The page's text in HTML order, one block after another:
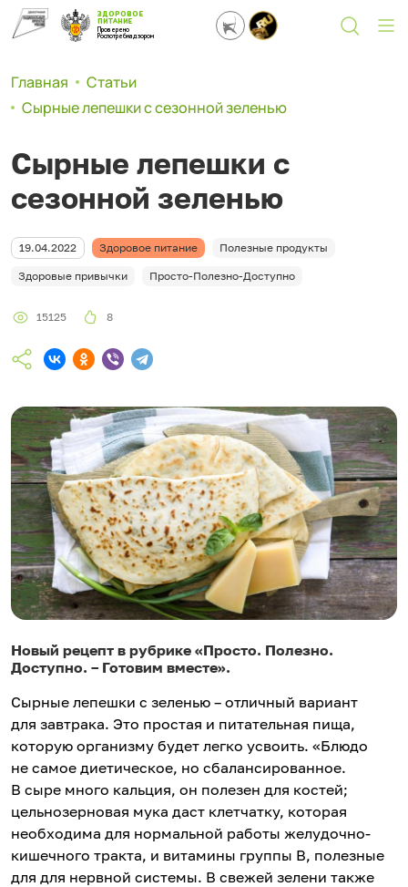
ЗДОРОВОЕ
ПИТАНИЕ
Проверено
Роспотребнадзором
Главная
Статьи
Сырные лепешки с сезонной зеленью
Сырные лепешки с
сезонной зеленью
19.04.2022 Здоровое питание Полезные продукты
Здоровые привычки Просто-Полезно-Доступно
15125 8
Новый рецепт в рубрике «Просто. Полезно.
Доступно. – Готовим вместе».
Сырные лепешки с зеленью – отличный вариант
для завтрака. Это простая и питательная пища,
которую организму будет легко усвоить. «Блюдо
не самое диетическое, но сбалансированное.
В сыре много кальция, он полезен для костей;
цельнозерновая мука даст клетчатку, которая
необходима для нормальной работы желудочно-
кишечного тракта, и витамины группы В, полезные
для для нервной системы. В свежей зелени также